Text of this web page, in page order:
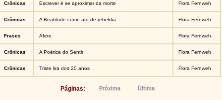
Crônicas Escrever é se aproximar da morte Flora Fernweh
Crônicas A Beatitude como ato de rebeldia Flora Fernweh
Frases Afeto Flora Fernweh
Crônicas A Poética do Sentir Flora Fernweh
Crônicas Triste lira dos 20 anos Flora Fernweh
Páginas: Próxima Última